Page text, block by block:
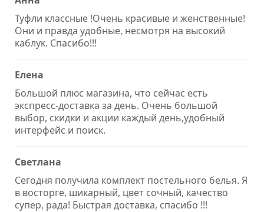
Туфли классные !Очень красивые и женственные!
Они и правда удобные, несмотря на высокий
каблук. Спасибо!!!
Елена
Большой плюс магазина, что сейчас есть
экспресс-доставка за день. Очень большой
выбор, скидки и акции каждый день,удобный
интерфейс и поиск.
Светлана
Сегодня получила комплект постельного белья. Я
в восторге, шикарный, цвет сочный, качество
супер, рада! Быстрая доставка, спасибо !!!